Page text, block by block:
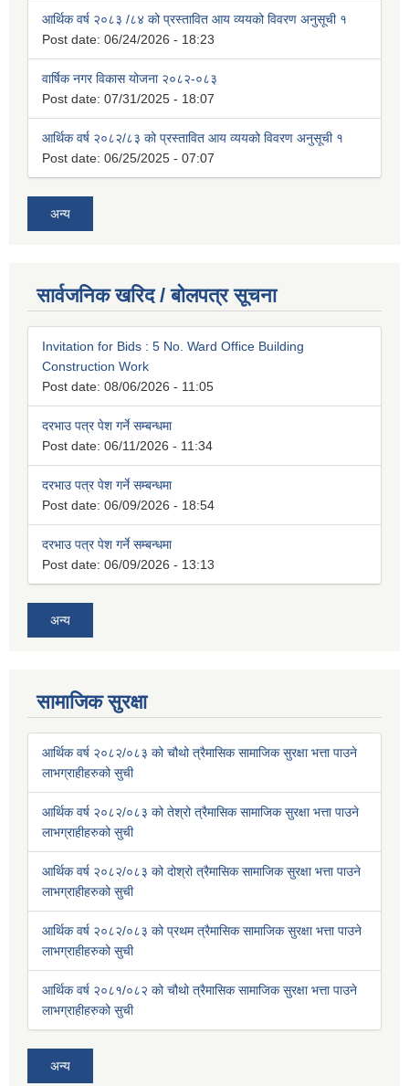
आर्थिक वर्ष २०८३ /८४ को प्रस्तावित आय व्ययको विवरण अनुसूची १
Post date: 06/24/2026 - 18:23
वार्षिक नगर विकास योजना २०८२-०८३
Post date: 07/31/2025 - 18:07
आर्थिक वर्ष २०८२/८३ को प्रस्तावित आय व्ययको विवरण अनुसूची १
Post date: 06/25/2025 - 07:07
अन्य
सार्वजनिक खरिद / बोलपत्र सूचना
Invitation for Bids : 5 No. Ward Office Building
Construction Work
Post date: 08/06/2026 - 11:05
दरभाउ पत्र पेश गर्ने सम्बन्धमा
Post date: 06/11/2026 - 11:34
दरभाउ पत्र पेश गर्ने सम्बन्धमा
Post date: 06/09/2026 - 18:54
दरभाउ पत्र पेश गर्ने सम्बन्धमा
Post date: 06/09/2026 - 13:13
अन्य
सामाजिक सुरक्षा
आर्थिक वर्ष २०८२/०८३ को चौथो त्रैमासिक सामाजिक सुरक्षा भत्ता पाउने
लाभग्राहीहरुको सुची
आर्थिक वर्ष २०८२/०८३ को तेश्रो त्रैमासिक सामाजिक सुरक्षा भत्ता पाउने
लाभग्राहीहरुको सुची
आर्थिक वर्ष २०८२/०८३ को दोश्रो त्रैमासिक सामाजिक सुरक्षा भत्ता पाउने
लाभग्राहीहरुको सुची
आर्थिक वर्ष २०८२/०८३ को प्रथम त्रैमासिक सामाजिक सुरक्षा भत्ता पाउने
लाभग्राहीहरुको सुची
आर्थिक वर्ष २०८१/०८२ को चौथो त्रैमासिक सामाजिक सुरक्षा भत्ता पाउने
लाभग्राहीहरुको सुची
अन्य